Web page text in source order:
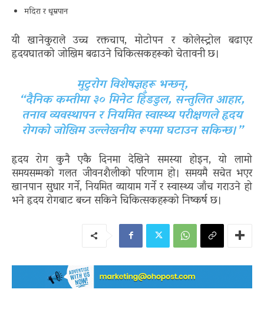
मदिरा र धूम्रपान
यी खानेकुराले उच्च रक्तचाप, मोटोपन र कोलेस्ट्रोल बढाएर
हृदयघातको जोखिम बढाउने चिकित्सकहरूको चेतावनी छ।
मुटुरोग विशेषज्ञहरू भन्छन्,
“दैनिक कम्तीमा ३० मिनेट हिँडडुल, सन्तुलित आहार,
तनाव व्यवस्थापन र नियमित स्वास्थ्य परीक्षणले हृदय
रोगको जोखिम उल्लेखनीय रूपमा घटाउन सकिन्छ।”
हृदय रोग कुनै एकै दिनमा देखिने समस्या होइन, यो लामो
समयसम्मको गलत जीवनशैलीको परिणाम हो। समयमै सचेत भएर
खानपान सुधार गर्ने, नियमित व्यायाम गर्ने र स्वास्थ्य जाँच गराउने हो
भने हृदय रोगबाट बच्न सकिने चिकित्सकहरूको निष्कर्ष छ।